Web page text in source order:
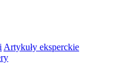
Artykuły eksperckie